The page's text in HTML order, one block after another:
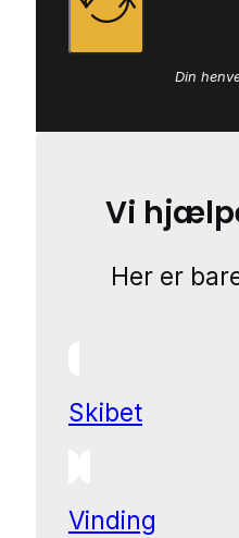
Din
Vi
Her er
Skibet
Vinding